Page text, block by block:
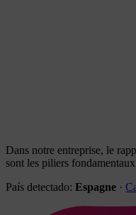
Dans notre entreprise, le
sont les piliers
País detectado: Espagne ·